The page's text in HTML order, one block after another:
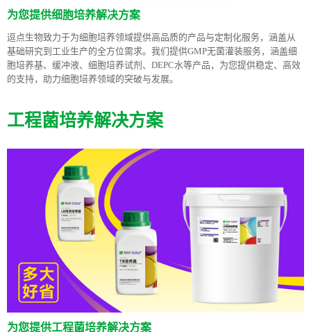
为您提供细胞培养解决方案
逗点生物致力于为细胞培养领域提供高品质的产品与定制化服务，涵盖从
基础研究到工业生产的全方位需求。我们提供GMP无菌灌装服务，涵盖细
胞培养基、缓冲液、细胞培养试剂、DEPC水等产品，为您提供稳定、高效
的支持，助力细胞培养领域的突破与发展。
工程菌培养解决方案
为您提供工程菌培养解决方案